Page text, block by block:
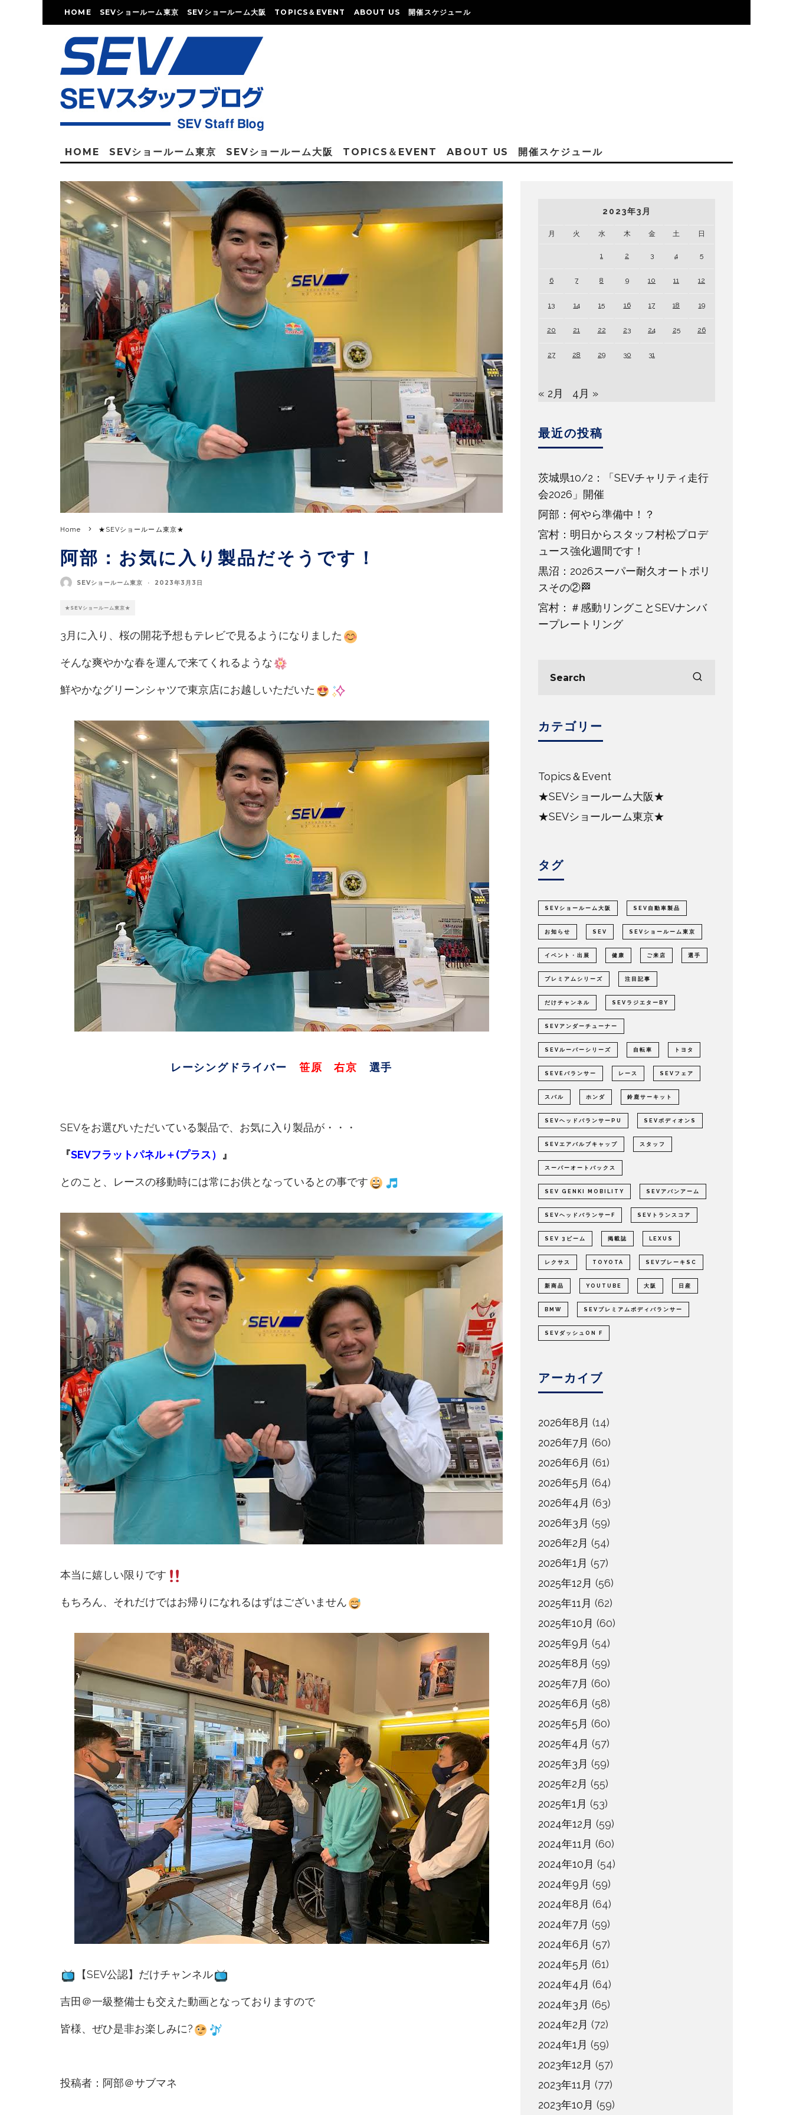
HOME SEVショールーム東京 SEVショールーム大阪 TOPICS＆EVENT ABOUT US 開催スケジュール
HOME SEVショールーム東京 SEVショールーム大阪 TOPICS＆EVENT ABOUT US 開催スケジュール
Home ★SEVショールーム東京★
阿部：お気に入り製品だそうです！
SEVショールーム東京 · 2023年3月3日
★SEVショールーム東京★
3月に入り、桜の開花予想もテレビで見るようになりました
そんな爽やかな春を運んで来てくれるような
鮮やかなグリーンシャツで東京店にお越しいただいた
レーシングドライバー 笹原 右京 選手
SEVをお選びいただいている製品で、お気に入り製品が・・・
『SEVフラットパネル＋(プラス） 』
とのこと、レースの移動時には常にお供となっているとの事です
本当に嬉しい限りです
もちろん、それだけではお帰りになれるはずはございません
【SEV公認】だけチャンネル
吉田＠一級整備士も交えた動画となっておりますので
皆様、ぜひ是非お楽しみに?
投稿者：阿部＠サブマネ
2023年3月
月 火 水 木 金 土 日
1 2 3 4 5
6 7 8 9 10 11 12
13 14 15 16 17 18 19
20 21 22 23 24 25 26
27 28 29 30 31
« 2月 4月 »
最近の投稿
茨城県10/2：「SEVチャリティ走行
会2026」開催
阿部：何やら準備中！？
宮村：明日からスタッフ村松プロデ
ュース強化週間です！
黒沼：2026スーパー耐久オートポリ
スその②🏁
宮村：＃感動リングことSEVナンバ
ープレートリング
カテゴリー
Topics＆Event
★SEVショールーム大阪★
★SEVショールーム東京★
タグ
SEVショールーム大阪 SEV自動車製品
お知らせ SEV SEVショールーム東京
イベント・出展 健康 ご来店 選手
プレミアムシリーズ 注目記事
だけチャンネル SEVラジエターBY
SEVアンダーチューナー
SEVルーパーシリーズ 自転車 トヨタ
SEVEバランサー レース SEVフェア
スバル ホンダ 鈴鹿サーキット
SEVヘッドバランサーPU SEVボディオンS
SEVエアバルブキャップ スタッフ
スーパーオートバックス
SEV GENKI MOBILITY SEVアバンアーム
SEVヘッドバランサーF SEVトランスコア
SEV 3ビーム 掲載誌 LEXUS
レクサス TOYOTA SEVブレーキSC
新商品 YOUTUBE 大阪 日産
BMW SEVプレミアムボディバランサー
SEVダッシュON F
アーカイブ
2026年8月 (14)
2026年7月 (60)
2026年6月 (61)
2026年5月 (64)
2026年4月 (63)
2026年3月 (59)
2026年2月 (54)
2026年1月 (57)
2025年12月 (56)
2025年11月 (62)
2025年10月 (60)
2025年9月 (54)
2025年8月 (59)
2025年7月 (60)
2025年6月 (58)
2025年5月 (60)
2025年4月 (57)
2025年3月 (59)
2025年2月 (55)
2025年1月 (53)
2024年12月 (59)
2024年11月 (60)
2024年10月 (54)
2024年9月 (59)
2024年8月 (64)
2024年7月 (59)
2024年6月 (57)
2024年5月 (61)
2024年4月 (64)
2024年3月 (65)
2024年2月 (72)
2024年1月 (59)
2023年12月 (57)
2023年11月 (77)
2023年10月 (59)